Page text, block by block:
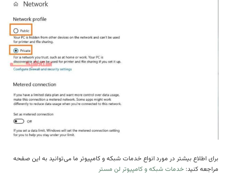
برای اطلاع بیشتر در مورد انواع خدمات شبکه و کامپیوتر ما می‌توانید به این صفحه
مراجعه کنید: خدمات شبکه و کامپیوتر لن مستر